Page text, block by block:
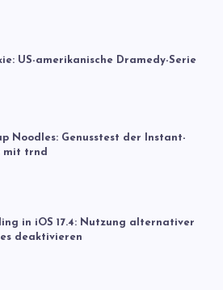
US-amerikanische Dramedy-Serie
Noodles: Genusstest der Instant-
mit trnd
in iOS 17.4: Nutzung alternativer
deaktivieren